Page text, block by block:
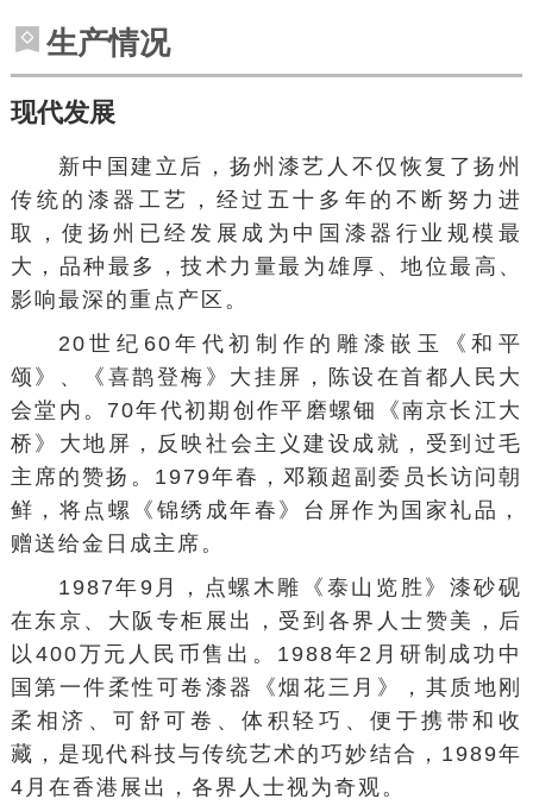
生产情况
现代发展
新中国建立后，扬州漆艺人不仅恢复了扬州
传统的漆器工艺，经过五十多年的不断努力进
取，使扬州已经发展成为中国漆器行业规模最
大，品种最多，技术力量最为雄厚、地位最高、
影响最深的重点产区。
20世纪60年代初制作的雕漆嵌玉《和平
颂》、《喜鹊登梅》大挂屏，陈设在首都人民大
会堂内。70年代初期创作平磨螺钿《南京长江大
桥 》大地屏，反映社会主义建设成就，受到过毛
主席的赞扬。1979年春，邓颖超副委员长访问朝
鲜，将点螺《锦绣成年春》台屏作为国家礼品，
赠送给金日成主席。
1987年9月，点螺木雕《泰山览胜》漆砂砚
在东京、大阪专柜展出，受到各界人士赞美，后
以400万元人民币售出。1988年2月研制成功中
国第一件柔性可卷漆器《烟花三月》，其质地刚
柔相济、可舒可卷、体积轻巧、便于携带和收
藏，是现代科技与传统艺术的巧妙结合，1989年
4月在香港展出，各界人士视为奇观。